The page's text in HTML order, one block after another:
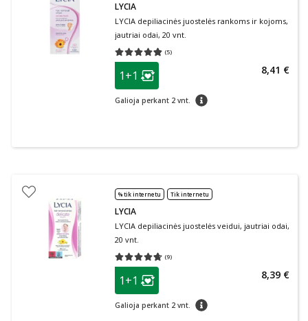
LYCIA
LYCIA depiliacinės juostelės rankoms ir kojoms,
jautriai odai, 20 vnt.
(5)
Vidutinis įvertinimas 4.80
patarimas
Lojalumo klubo narių nuolaida
1+1
Galioja perkant 2 vnt. patarimas
8,41 €
% tik internetu Tik internetu
LYCIA
LYCIA depiliacinės juostelės veidui, jautriai odai,
20 vnt.
(9)
Vidutinis įvertinimas 4.67
patarimas
Lojalumo klubo narių nuolaida
1+1
Galioja perkant 2 vnt. patarimas
8,39 €